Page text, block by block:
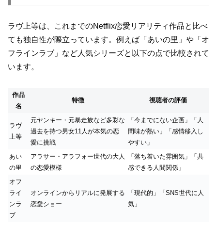
ラヴ上等は、これまでのNetflix恋愛リアリティ作品と比べ
ても独自性が際立っています。例えば「あいの里」や「オ
フラインラブ」など人気シリーズと以下の点で比較されて
います。
作品
名
特徴 視聴者の評価
ラヴ
上等
元ヤンキー・元暴走族など多彩な
過去を持つ男女11人が本気の恋
愛に挑戦
「今までにない企画」「人
間味が熱い」「感情移入し
やすい」
あい
の里
アラサー・アラフォー世代の大人
の恋愛模様
「落ち着いた雰囲気」「共
感できる人間関係」
オフ
ライ
ンラ
ブ
オンラインからリアルに発展する
恋愛ショー
「現代的」「SNS世代に人
気」